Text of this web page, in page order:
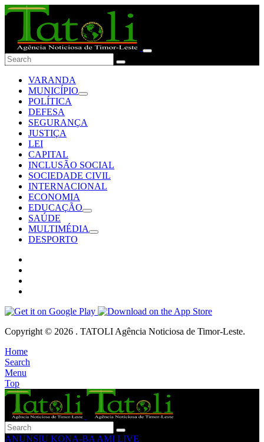
VARANDA
MUNICÍPIO
POLÍTICA
DEFESA
SEGURANÇA
JUSTIÇA
LEI
CAPITAL
INCLUSÃO SOCIAL
SOCIEDADE CIVIL
INTERNACIONAL
ECONOMIA
EDUCAÇÃO
SAÚDE
MULTIMÉDIA
DESPORTO
Copyright © 2026 . TATOLI Agência Noticiosa de Timor-Leste.
Home
Search
Menu
Top
ANUNSIU KONA-BA AMI LIVE